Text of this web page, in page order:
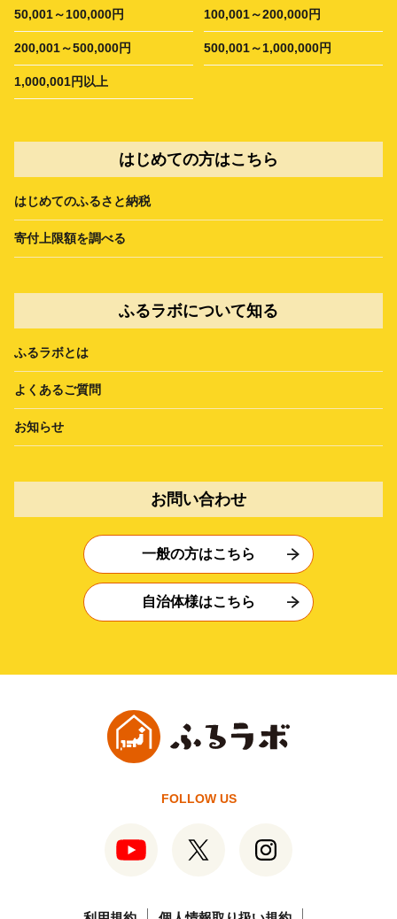
50,001～100,000円 100,001～200,000円
200,001～500,000円 500,001～1,000,000円
1,000,001円以上
はじめての方はこちら
はじめてのふるさと納税
寄付上限額を調べる
ふるラボについて知る
ふるラボとは
よくあるご質問
お知らせ
お問い合わせ
一般の方はこちら
自治体様はこちら
FOLLOW US